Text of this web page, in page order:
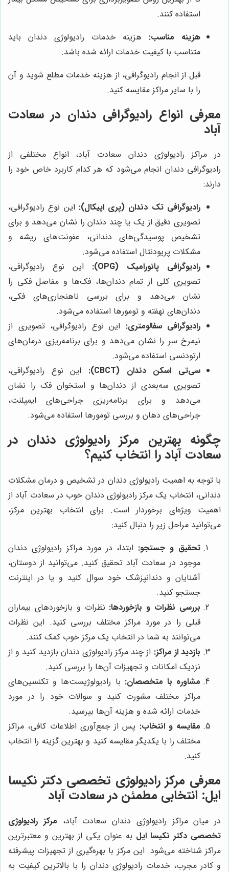
استفاده کنند.
هزینه مناسب: هزینه خدمات رادیولوژی دندان باید
متناسب با کیفیت خدمات ارائه شده باشد.
قبل از انجام رادیوگرافی، از هزینه خدمات مطلع شوید و آن
را با سایر مراکز مقایسه کنید.
معرفی انواع رادیوگرافی دندان در سعادت
آباد
در مراکز رادیولوژی دندان سعادت آباد، انواع مختلفی از
رادیوگرافی دندان انجام می‌شود که هر کدام کاربرد خاص خود را
دارند:
رادیوگرافی تک دندان (پری اپیکال): این نوع رادیوگرافی،
تصویری دقیق از یک یا چند دندان را نشان می‌دهد و برای
تشخیص پوسیدگی‌های دندانی، عفونت‌های ریشه و
مشکلات پریودنتال استفاده می‌شود.
رادیوگرافی پانورامیک (OPG):
این نوع رادیوگرافی،
تصویری کلی از تمام دندان‌ها، فک‌ها و مفاصل فکی را
نشان می‌دهد و برای بررسی ناهنجاری‌های فکی،
دندان‌های نهفته و تومورها استفاده می‌شود.
رادیوگرافی سفالومتری: این نوع رادیوگرافی، تصویری از
نیمرخ سر را نشان می‌دهد و برای برنامه‌ریزی درمان‌های
ارتودنسی استفاده می‌شود.
سی‌تی اسکن دندان (CBCT):
این نوع رادیوگرافی،
تصویری سه‌بعدی از دندان‌ها و استخوان فک را نشان
می‌دهد و برای برنامه‌ریزی جراحی‌های ایمپلنت،
جراحی‌های دهان و بررسی تومورها استفاده می‌شود.
چگونه بهترین مرکز رادیولوژی دندان در
سعادت آباد را انتخاب کنیم؟
با توجه به اهمیت رادیولوژی دندان در تشخیص و درمان مشکلات
دندانی، انتخاب یک مرکز رادیولوژی دندان خوب در سعادت آباد از
اهمیت ویژه‌ای برخوردار است. برای انتخاب بهترین مرکز،
می‌توانید مراحل زیر را دنبال کنید:
تحقیق و جستجو: ابتدا، در مورد مراکز رادیولوژی دندان
موجود در سعادت آباد تحقیق کنید. می‌توانید از دوستان،
آشنایان و دندانپزشک خود سوال کنید و یا در اینترنت
جستجو کنید.
بررسی نظرات و بازخوردها: نظرات و بازخوردهای بیماران
قبلی را در مورد مراکز مختلف بررسی کنید. این نظرات
می‌توانند به شما در انتخاب یک مرکز خوب کمک کنند.
بازدید از مراکز: از چند مرکز رادیولوژی دندان بازدید کنید و از
نزدیک امکانات و تجهیزات آن‌ها را بررسی کنید.
مشاوره با متخصصان: با رادیولوژیست‌ها و تکنسین‌های
مراکز مختلف مشورت کنید و سوالات خود را در مورد
خدمات ارائه شده و هزینه آن‌ها بپرسید.
مقایسه و انتخاب: پس از جمع‌آوری اطلاعات کافی، مراکز
مختلف را با یکدیگر مقایسه کنید و بهترین گزینه را انتخاب
کنید.
معرفی مرکز رادیولوژی تخصصی دکتر نکیسا
ایل: انتخابی مطمئن در سعادت آباد
در میان مراکز رادیولوژی دندان سعادت آباد، مرکز رادیولوژی
تخصصی دکتر نکیسا ایل به عنوان یکی از بهترین و معتبرترین
مراکز شناخته می‌شود. این مرکز با بهره‌گیری از تجهیزات پیشرفته
و کادر مجرب، خدمات رادیولوژی دندان را با بالاترین کیفیت به